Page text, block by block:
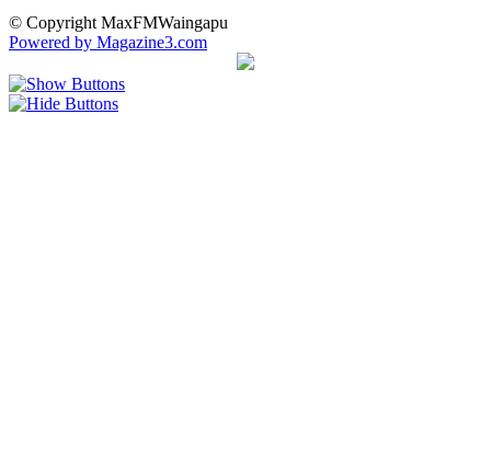
© Copyright MaxFMWaingapu
Powered by Magazine3.com